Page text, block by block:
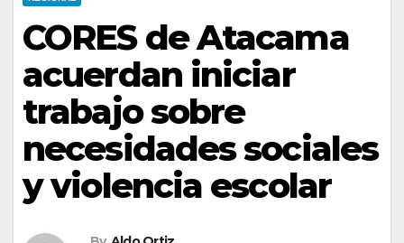
CORES de Atacama
acuerdan iniciar
trabajo sobre
necesidades sociales
y violencia escolar